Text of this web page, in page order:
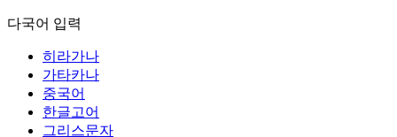
다국어 입력
히라가나
가타카나
중국어
한글고어
그리스문자